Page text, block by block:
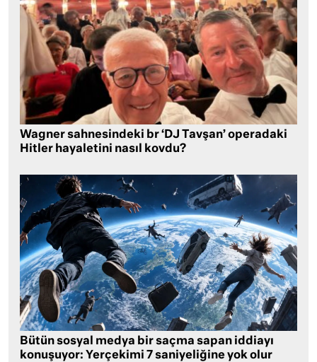
Wagner sahnesindeki br ‘DJ Tavşan’ operadaki
Hitler hayaletini nasıl kovdu?
Bütün sosyal medya bir saçma sapan iddiayı
konuşuyor: Yerçekimi 7 saniyeliğine yok olur